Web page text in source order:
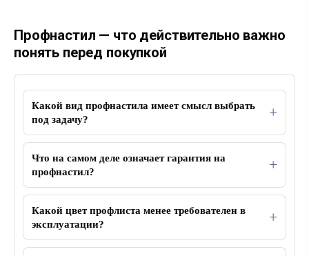
Профнастил — что действительно важно
понять перед покупкой
Какой вид профнастила имеет смысл выбрать
под задачу?
Что на самом деле означает гарантия на
профнастил?
Какой цвет профлиста менее требователен в
эксплуатации?